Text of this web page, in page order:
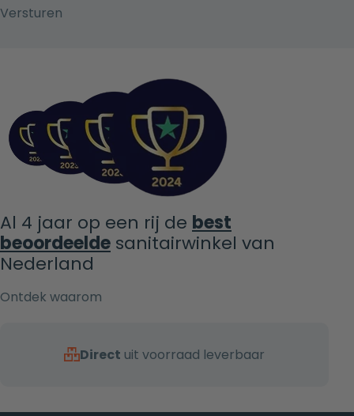
Al 4 jaar op een rij de best
beoordeelde sanitairwinkel van
Nederland
Ontdek waarom
Direct uit voorraad leverbaar